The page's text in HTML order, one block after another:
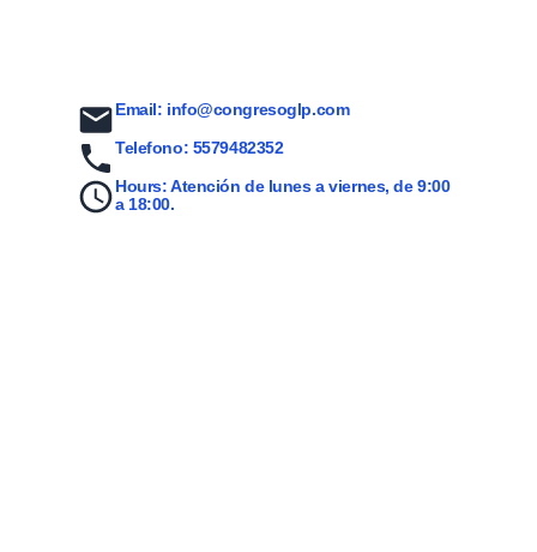
Email: info@congresoglp.com
Telefono: 5579482352
Hours:Atención de lunes a viernes, de 9:00
a 18:00.